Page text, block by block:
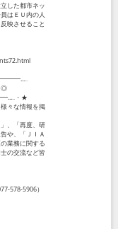
した都市ネッ
はＥＵ内の人
映させること
◎
・★
々な情報を掲
、「再度、研
や、「ＪＩＡ
業務に関する
の交流など皆
578-5906）